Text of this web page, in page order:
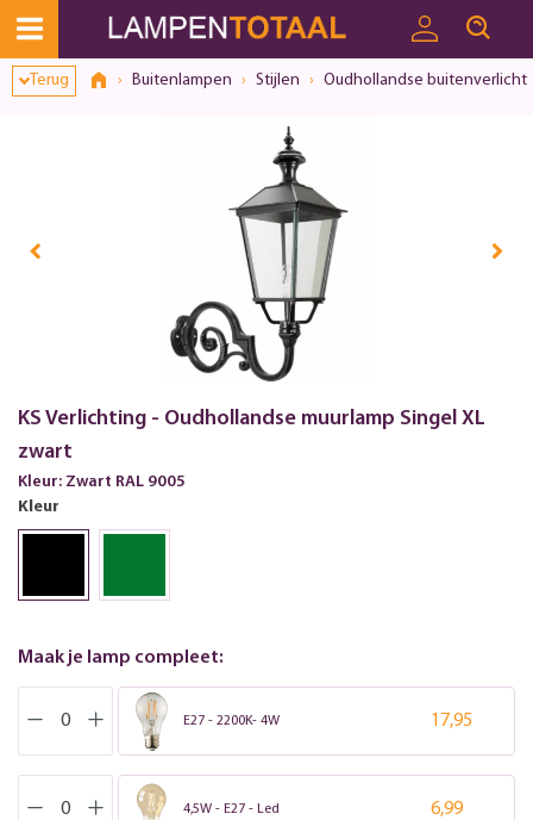
Terug Buitenlampen Stijlen Oudhollandse
KS Verlichting - Oudhollandse muurlamp Singel XL
zwart
Kleur: Zwart RAL 9005
Kleur
Maak je lamp compleet:
E27 - 2200K- 4W 17,95
4,5W - E27 - Led 6,99